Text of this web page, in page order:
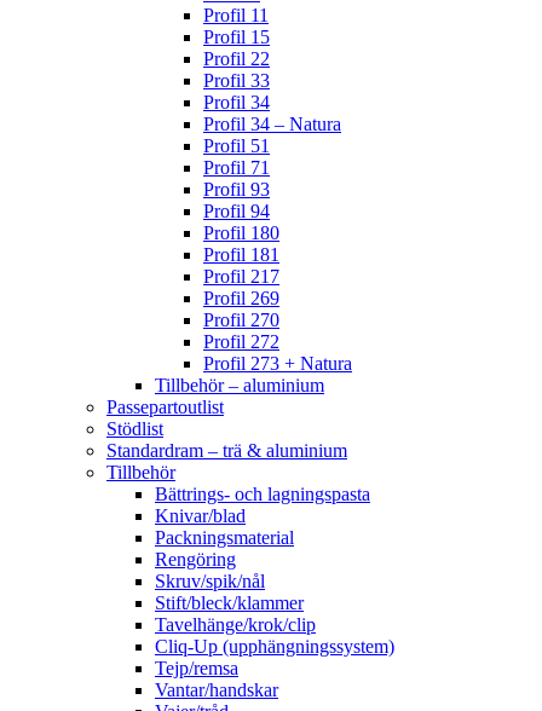
Profil 11
Profil 15
Profil 22
Profil 33
Profil 34
Profil 34 – Natura
Profil 51
Profil 71
Profil 93
Profil 94
Profil 180
Profil 181
Profil 217
Profil 269
Profil 270
Profil 272
Profil 273 + Natura
Tillbehör – aluminium
Passepartoutlist
Stödlist
Standardram – trä & aluminium
Tillbehör
Bättrings- och lagningspasta
Knivar/blad
Packningsmaterial
Rengöring
Skruv/spik/nål
Stift/bleck/klammer
Tavelhänge/krok/clip
Cliq-Up (upphängningssystem)
Tejp/remsa
Vantar/handskar